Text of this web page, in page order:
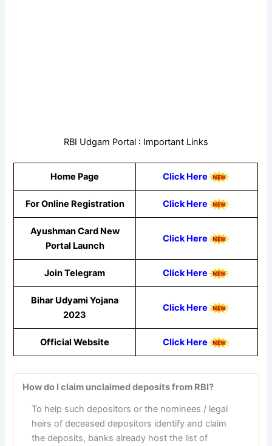
RBI Udgam Portal : Important Links
Home Page Click Here
For Online Registration Click Here
Ayushman Card New
Portal Launch
Click Here
Join Telegram Click Here
Bihar Udyami Yojana
2023
Click Here
Official Website Click Here
How do I claim unclaimed deposits from RBI?
To help such depositors or the nominees / legal
heirs of deceased depositors identify and claim
the deposits, banks already host the list of